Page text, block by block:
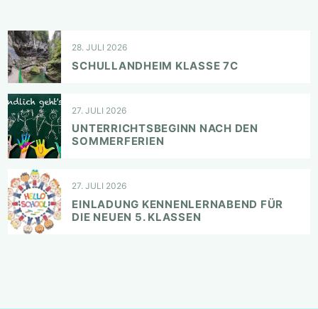
28. JULI 2026
SCHULLANDHEIM KLASSE 7C
27. JULI 2026
UNTERRICHTSBEGINN NACH DEN
SOMMERFERIEN
27. JULI 2026
EINLADUNG KENNENLERNABEND FÜR
DIE NEUEN 5. KLASSEN